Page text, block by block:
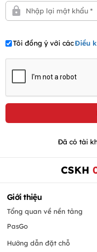
Tôi đồng ý với cácĐiều
Đã có tài
CSKH
Giới thiệu
Tổng quan về nền tảng
PasGo
Hướng dẫn đặt chỗ